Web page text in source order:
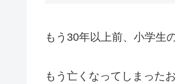
もう30年以上前、小学生
もう亡くなってしまった